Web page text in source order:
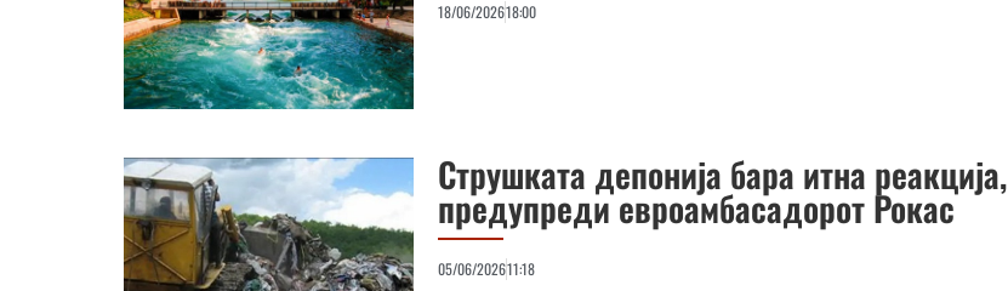
18/06/202618:00
Струшката депонија бара итна реакција,
предупреди евроамбасадорот Рокас
05/06/202611:18